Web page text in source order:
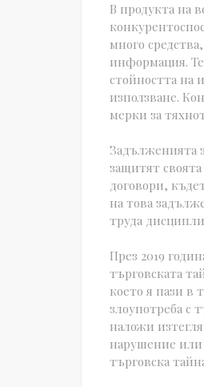
В продукта на
много
информация.
стойността на
използване.
мерки за
Задълженията
защитят
договори,
на това
труда
През 2019
търговската
което я пази в
злоупотреба с
наложи
нарушение или
търговска